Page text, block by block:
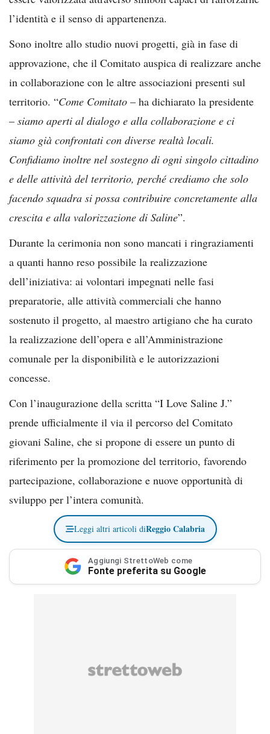
l’identità e il senso di appartenenza.
Sono inoltre allo studio nuovi progetti, già in fase di
approvazione, che il Comitato auspica di realizzare anche
in collaborazione con le altre associazioni presenti sul
territorio. “Come Comitato – ha dichiarato la presidente
– siamo aperti al dialogo e alla collaborazione e ci
siamo già confrontati con diverse realtà locali.
Confidiamo inoltre nel sostegno di ogni singolo cittadino
e delle attività del territorio, perché crediamo che solo
facendo squadra si possa contribuire concretamente alla
crescita e alla valorizzazione di Saline”.
Durante la cerimonia non sono mancati i ringraziamenti
a quanti hanno reso possibile la realizzazione
dell’iniziativa: ai volontari impegnati nelle fasi
preparatorie, alle attività commerciali che hanno
sostenuto il progetto, al maestro artigiano che ha curato
la realizzazione dell’opera e all’Amministrazione
comunale per la disponibilità e le autorizzazioni
concesse.
Con l’inaugurazione della scritta “I Love Saline J.”
prende ufficialmente il via il percorso del Comitato
giovani Saline, che si propone di essere un punto di
riferimento per la promozione del territorio, favorendo
partecipazione, collaborazione e nuove opportunità di
sviluppo per l’intera comunità.
Leggi altri articoli diReggio Calabria
Aggiungi StrettoWeb come
Fonte preferita su Google